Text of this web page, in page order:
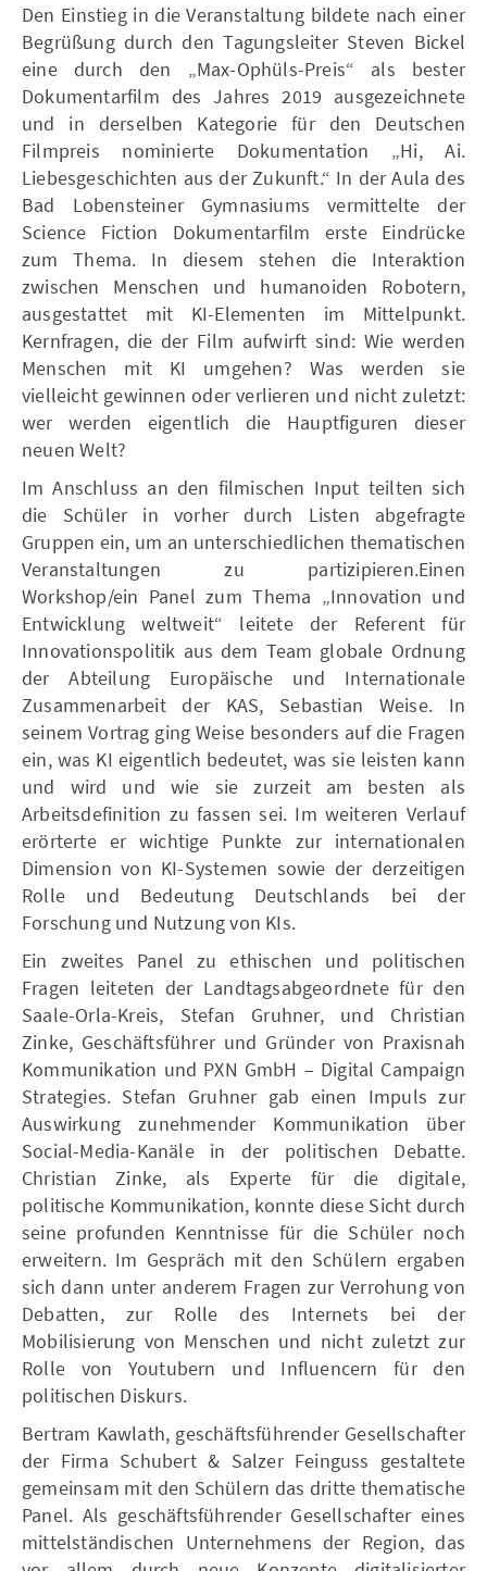
Den Einstieg in die Veranstaltung bildete nach einer
Begrüßung durch den Tagungsleiter Steven Bickel
eine durch den „Max-Ophüls-Preis“ als bester
Dokumentarfilm des Jahres 2019 ausgezeichnete
und in derselben Kategorie für den Deutschen
Filmpreis nominierte Dokumentation „Hi, Ai.
Liebesgeschichten aus der Zukunft.“ In der Aula des
Bad Lobensteiner Gymnasiums vermittelte der
Science Fiction Dokumentarfilm erste Eindrücke
zum Thema. In diesem stehen die Interaktion
zwischen Menschen und humanoiden Robotern,
ausgestattet mit KI-Elementen im Mittelpunkt.
Kernfragen, die der Film aufwirft sind: Wie werden
Menschen mit KI umgehen? Was werden sie
vielleicht gewinnen oder verlieren und nicht zuletzt:
wer werden eigentlich die Hauptfiguren dieser
neuen Welt?
Im Anschluss an den filmischen Input teilten sich
die Schüler in vorher durch Listen abgefragte
Gruppen ein, um an unterschiedlichen thematischen
Veranstaltungen zu partizipieren.Einen
Workshop/ein Panel zum Thema „Innovation und
Entwicklung weltweit“ leitete der Referent für
Innovationspolitik aus dem Team globale Ordnung
der Abteilung Europäische und Internationale
Zusammenarbeit der KAS, Sebastian Weise. In
seinem Vortrag ging Weise besonders auf die Fragen
ein, was KI eigentlich bedeutet, was sie leisten kann
und wird und wie sie zurzeit am besten als
Arbeitsdefinition zu fassen sei. Im weiteren Verlauf
erörterte er wichtige Punkte zur internationalen
Dimension von KI-Systemen sowie der derzeitigen
Rolle und Bedeutung Deutschlands bei der
Forschung und Nutzung von KIs.
Ein zweites Panel zu ethischen und politischen
Fragen leiteten der Landtagsabgeordnete für den
Saale-Orla-Kreis, Stefan Gruhner, und Christian
Zinke, Geschäftsführer und Gründer von Praxisnah
Kommunikation und PXN GmbH – Digital Campaign
Strategies. Stefan Gruhner gab einen Impuls zur
Auswirkung zunehmender Kommunikation über
Social-Media-Kanäle in der politischen Debatte.
Christian Zinke, als Experte für die digitale,
politische Kommunikation, konnte diese Sicht durch
seine profunden Kenntnisse für die Schüler noch
erweitern. Im Gespräch mit den Schülern ergaben
sich dann unter anderem Fragen zur Verrohung von
Debatten, zur Rolle des Internets bei der
Mobilisierung von Menschen und nicht zuletzt zur
Rolle von Youtubern und Influencern für den
politischen Diskurs.
Bertram Kawlath, geschäftsführender Gesellschafter
der Firma Schubert & Salzer Feinguss gestaltete
gemeinsam mit den Schülern das dritte thematische
Panel. Als geschäftsführender Gesellschafter eines
mittelständischen Unternehmens der Region, das